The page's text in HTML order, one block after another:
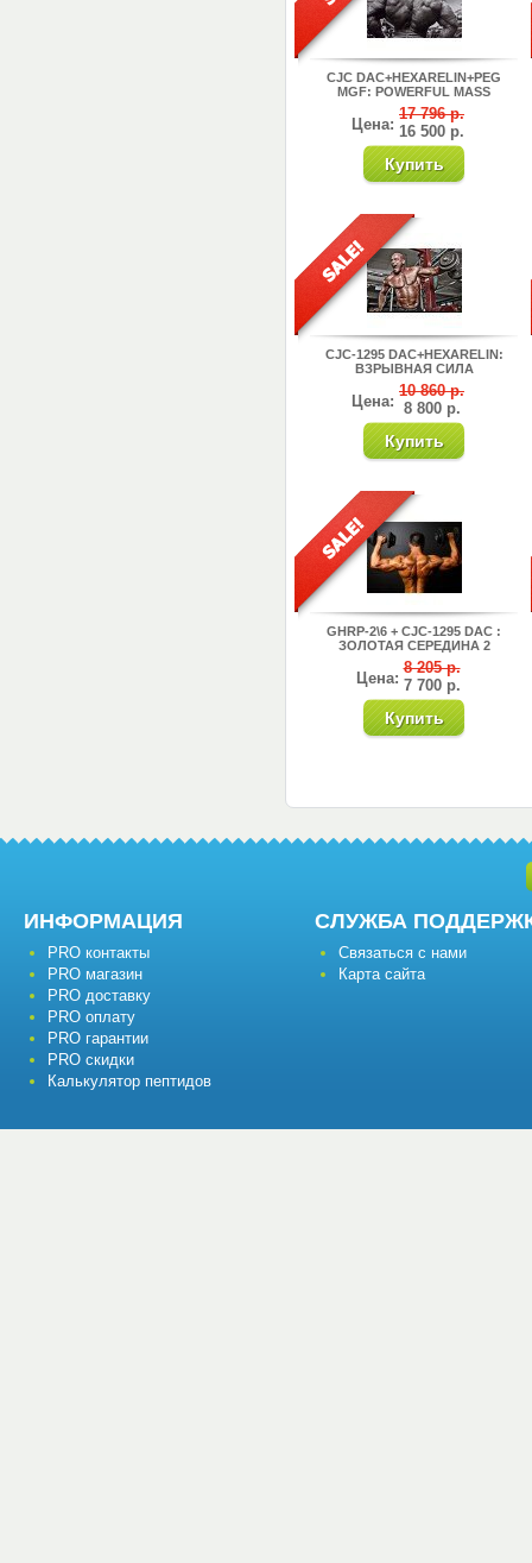
CJC DAC+HEXARELIN+PEG
MGF: POWERFUL MASS
Цена:
17 796 р.
16 500 р.
CJC-1295 DAC+HEXARELIN:
ВЗРЫВНАЯ СИЛА
Цена:
10 860 р.
8 800 р.
GHRP-2\6 + CJC-1295 DAC :
ЗОЛОТАЯ СЕРЕДИНА 2
Цена:
8 205 р.
7 700 р.
ИНФОРМАЦИЯ
PRO контакты
PRO магазин
PRO доставку
PRO оплату
PRO гарантии
PRO скидки
Калькулятор пептидов
СЛУЖБА
Связаться с нами
Карта сайта